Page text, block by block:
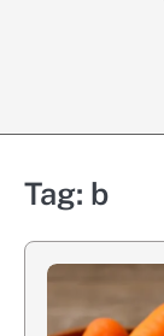
Tag: b